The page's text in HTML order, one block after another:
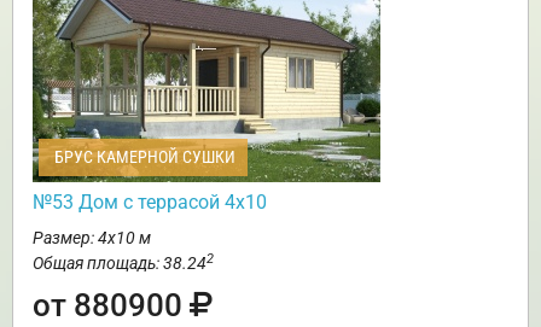
БРУС КАМЕРНОЙ СУШКИ
№53 Дом с террасой 4х10
Размер: 4х10 м
Общая площадь: 38.242
от 880900